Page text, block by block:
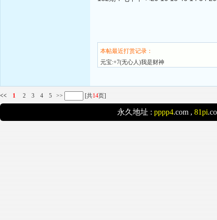
本帖最近打赏记录：
元宝:+7(无心人)我是财神
<< 1 2 3 4 5 >> [共14页]
永久地址 : pppp4.com , 81pi